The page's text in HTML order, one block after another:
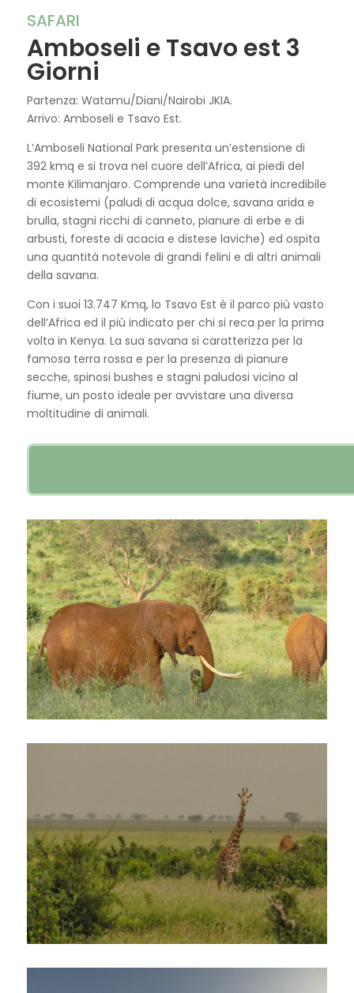
SAFARI
Amboseli e Tsavo est 3
Giorni
Partenza: Watamu/Diani/Nairobi JKIA.
Arrivo: Amboseli e Tsavo Est.
L’Amboseli National Park presenta un’estensione di
392 kmq e si trova nel cuore dell’Africa, ai piedi del
monte Kilimanjaro. Comprende una varietà incredibile
di ecosistemi (paludi di acqua dolce, savana arida e
brulla, stagni ricchi di canneto, pianure di erbe e di
arbusti, foreste di acacia e distese laviche) ed ospita
una quantità notevole di grandi felini e di altri animali
della savana.
Con i suoi 13.747 Kmq, lo Tsavo Est è il parco più vasto
dell’Africa ed il più indicato per chi si reca per la prima
volta in Kenya. La sua savana si caratterizza per la
famosa terra rossa e per la presenza di pianure
secche, spinosi bushes e stagni paludosi vicino al
fiume, un posto ideale per avvistare una diversa
moltitudine di animali.